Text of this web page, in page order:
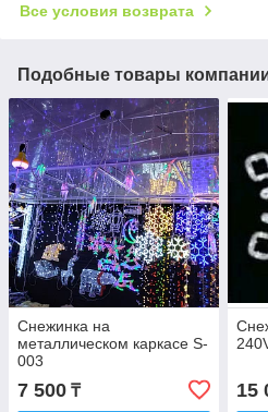
Все условия возврата
Подобные товары
Снежинка на
металлическом каркасе S-
003
7 500 ₸ 15